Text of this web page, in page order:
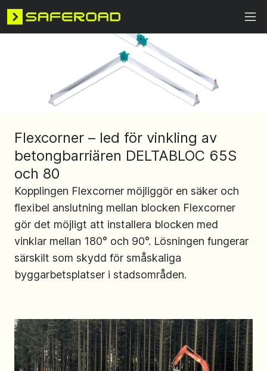
Flexcorner – led för vinkling av
betongbarriären DELTABLOC 65S
och 80
Kopplingen Flexcorner möjliggör en säker och
flexibel anslutning mellan blocken Flexcorner
gör det möjligt att installera blocken med
vinklar mellan 180° och 90°. Lösningen fungerar
särskilt som skydd för småskaliga
byggarbetsplatser i stadsområden.